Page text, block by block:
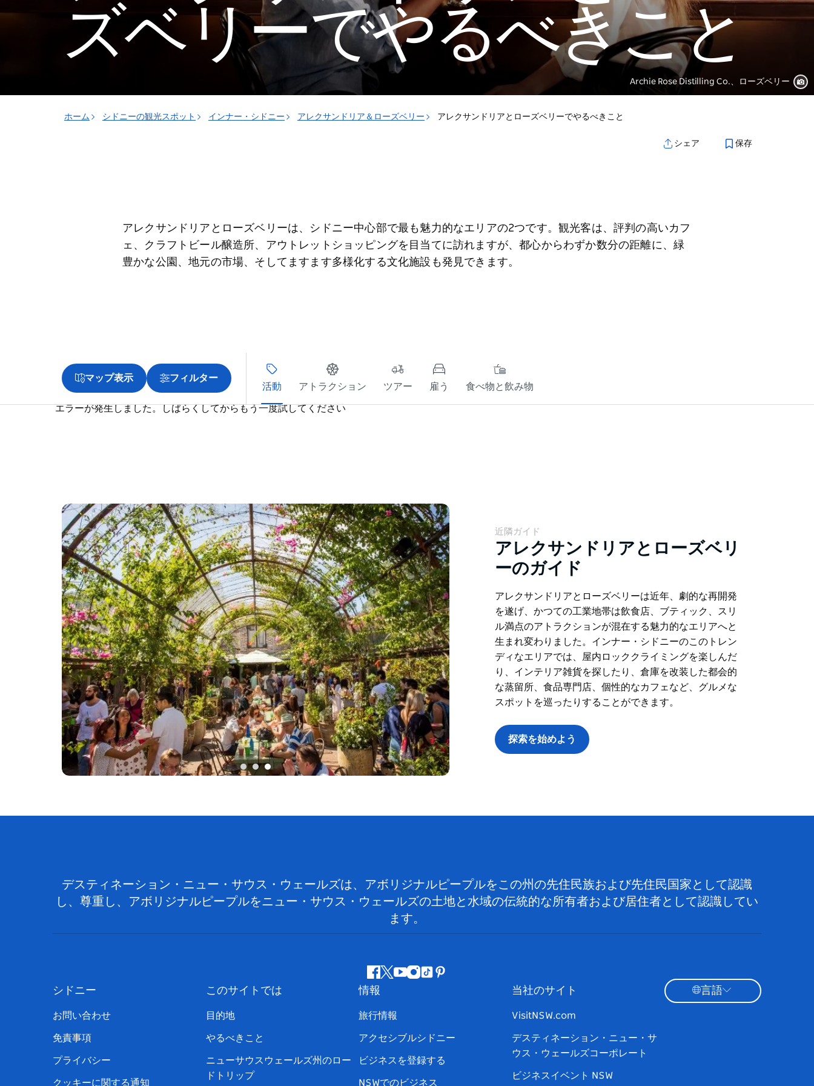
ズベリーでやるべきこと
Archie Rose Distilling Co.、ローズベリー
ホーム シドニーの観光スポット インナー・シドニー アレクサンドリア＆ローズベリー アレクサンドリアとローズベリーでやるべきこと
シェア 保存
アレクサンドリアとローズベリーは、シドニー中心部で最も魅力的なエリアの2つです。観光客は、評判の高いカフ
ェ、クラフトビール醸造所、アウトレットショッピングを目当てに訪れますが、都心からわずか数分の距離に、緑
豊かな公園、地元の市場、そしてますます多様化する文化施設も発見できます。
マップ表示
フィルター
活動
アトラクション ツアー 雇う 食べ物と飲み物
エラーが発生しました。しばらくしてからもう一度試してください
近隣ガイド
アレクサンドリアとローズベリ
ーのガイド
アレクサンドリアとローズベリーは近年、劇的な再開発
を遂げ、かつての工業地帯は飲食店、ブティック、スリ
ル満点のアトラクションが混在する魅力的なエリアへと
生まれ変わりました。インナー・シドニーのこのトレン
ディなエリアでは、屋内ロッククライミングを楽しんだ
り、インテリア雑貨を探したり、倉庫を改装した都会的
な蒸留所、食品専門店、個性的なカフェなど、グルメな
スポットを巡ったりすることができます。
探索を始めよう
デスティネーション・ニュー・サウス・ウェールズは、アボリジナルピープルをこの州の先住民族および先住民国家として認識
し、尊重し、アボリジナルピープルをニュー・サウス・ウェールズの土地と水域の伝統的な所有者および居住者として認識してい
ます。
フ
ェ
イ
ス
ブ
ッ
ツ
ッ
ー
ユ
ー
ブ
イ
グ
ラ
テ
ト
ッ
ピ
ス
ト
シドニー
お問い合わせ
免責事項
プライバシー
クッキーに関する通知
このサイトでは
目的地
やるべきこと
ニューサウスウェールズ州のロー
ドトリップ
情報
旅行情報
アクセシブルシドニー
ビジネスを登録する
NSWでのビジネス
当社のサイト
VisitNSW.com
デスティネーション・ニュー・サ
ウス・ウェールズコーポレート
ビジネスイベント NSW
言語